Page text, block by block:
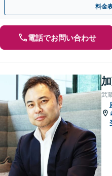
料金
電話でお問い合わせ
武